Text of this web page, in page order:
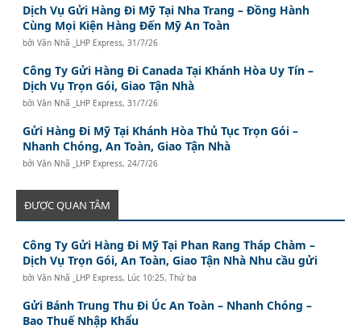
Dịch Vụ Gửi Hàng Đi Mỹ Tại Nha Trang – Đồng Hành
Cùng Mọi Kiện Hàng Đến Mỹ An Toàn
bởiVăn Nhã _LHP Express,31/7/26
Công Ty Gửi Hàng Đi Canada Tại Khánh Hòa Uy Tín –
Dịch Vụ Trọn Gói, Giao Tận Nhà
bởiVăn Nhã _LHP Express,31/7/26
Gửi Hàng Đi Mỹ Tại Khánh Hòa Thủ Tục Trọn Gói –
Nhanh Chóng, An Toàn, Giao Tận Nhà
bởiVăn Nhã _LHP Express, 24/7/26
ĐƯỢC QUAN TÂM
Công Ty Gửi Hàng Đi Mỹ Tại Phan Rang Tháp Chàm –
Dịch Vụ Trọn Gói, An Toàn, Giao Tận Nhà Nhu cầu gửi
bởiVăn Nhã _LHP Express, Lúc 10:25, Thứ ba
Gửi Bánh Trung Thu Đi Úc An Toàn – Nhanh Chóng –
Bao Thuế Nhập Khẩu